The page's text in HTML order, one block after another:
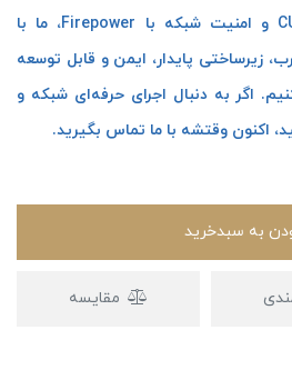
مسیریابی تا راه‌اندازی CUCM و امنیت شبکه با Firepower، ما با
زیرساختی پایدار، ایمن و قابل توسعه
اگر به دنبال اجرای حرفه‌ای شبکه و
به سبدخرید
مقایسه